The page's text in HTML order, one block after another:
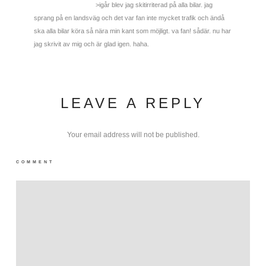
>igår blev jag skitirriterad på alla bilar. jag
sprang på en landsväg och det var fan inte mycket trafik och ändå
ska alla bilar köra så nära min kant som möjligt. va fan! sådär. nu har
jag skrivit av mig och är glad igen. haha.
LEAVE A REPLY
Your email address will not be published.
COMMENT